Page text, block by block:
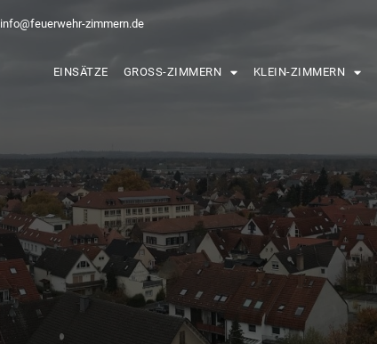
info@feuerwehr-zimmern.de
EINSÄTZE GROSS-ZIMMERN KLEIN-ZIMMERN